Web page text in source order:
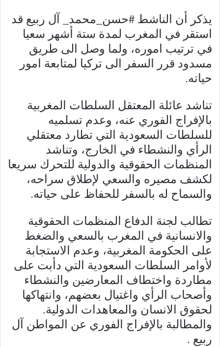
يذكر أن الناشط #حسن_محمد_ آل ربيع قد
استقر في المغرب لمدة ستة أشهر سعيا
في ترتيب اموره، ولما وصل الى طريق
مسدود قرر السفر الى تركيا لمتابعة امور
حياته.
تناشد عائلة المعتقل السلطات المغربية
بالإفراج الفوري عنه، وعدم تسلميه
للسلطات السعودية التي تطارد معتقلي
الرأي والنشطاء في الخارج، وتناشد
المنظمات الحقوقية والدولية للتحرك سريعا
لكشف مصيره والسعي لإطلاق سراحه،
والسماح له بالسفر للحفاظ على حياته.
تطالب لجنة الدفاع المنظمات الحقوقية
والانسانية في المغرب بالسعي والضغط
على الحكومة المغربية، وعدم الاستجابة
لأوامر السلطات السعودية التي دأبت على
مطاردة واختطاف المعارضين والنشطاء
وأصحاب الرأي واغتيال بعضهم، وانتهاكها
لحقوق الانسان والمعاهدات الدولية.
والمطالبة بالإفراج الفوري عن المواطن آل
ربيع .